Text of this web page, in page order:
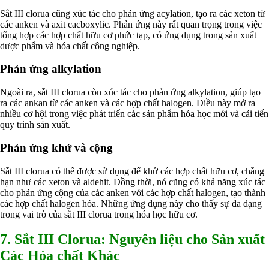
Sắt III clorua cũng xúc tác cho phản ứng acylation, tạo ra các xeton từ
các anken và axit cacboxylic. Phản ứng này rất quan trọng trong việc
tổng hợp các hợp chất hữu cơ phức tạp, có ứng dụng trong sản xuất
dược phẩm và hóa chất công nghiệp.
Phản ứng alkylation
Ngoài ra, sắt III clorua còn xúc tác cho phản ứng alkylation, giúp tạo
ra các ankan từ các anken và các hợp chất halogen. Điều này mở ra
nhiều cơ hội trong việc phát triển các sản phẩm hóa học mới và cải tiến
quy trình sản xuất.
Phản ứng khử và cộng
Sắt III clorua có thể được sử dụng để khử các hợp chất hữu cơ, chẳng
hạn như các xeton và aldehit. Đồng thời, nó cũng có khả năng xúc tác
cho phản ứng cộng của các anken với các hợp chất halogen, tạo thành
các hợp chất halogen hóa. Những ứng dụng này cho thấy sự đa dạng
trong vai trò của sắt III clorua trong hóa học hữu cơ.
7. Sắt III Clorua: Nguyên liệu cho Sản xuất
Các Hóa chất Khác